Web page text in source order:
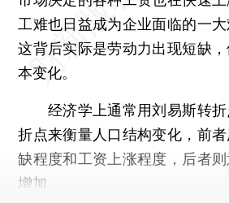
工难也日益成为企业面临的一大
这背后实际是劳动力出现短缺
本变化。
经济学上通常用刘易斯转折
折点来衡量人口结构变化，前
缺程度和工资上涨程度，后者
增加。